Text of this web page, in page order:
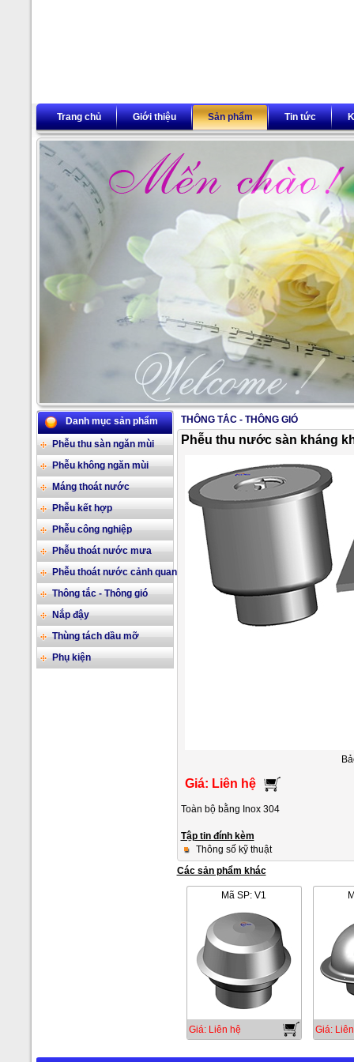
Trang chủ Giới thiệu Sản phẩm Tin tức
2/17
Danh mục sản phẩm
Phễu thu sàn ngăn mùi
Phễu không ngăn mùi
Máng thoát nước
Phễu kết hợp
Phễu công nghiệp
Phễu thoát nước mưa
Phễu thoát nước cảnh quan
Thông tắc - Thông gió
Nắp đậy
Thùng tách dầu mỡ
Phụ kiện
THÔNG TẮC - THÔNG GIÓ
Phễu thu nước sàn kháng
Giá: Liên hệ
Toàn bộ bằng Inox 304
Tập tin đính kèm
Thông số kỹ thuật
Các sản phẩm khác
Mã SP: V1
Giá: Liên hệ Giá: